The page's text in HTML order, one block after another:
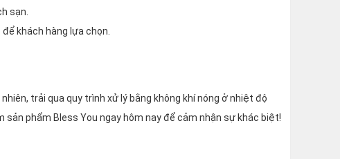
sạn.
khách hàng lựa chọn.
trải qua quy trình xử lý bằng không khí nóng ở nhiệt độ
phẩm Bless You ngay hôm nay để cảm nhận sự khác biệt!